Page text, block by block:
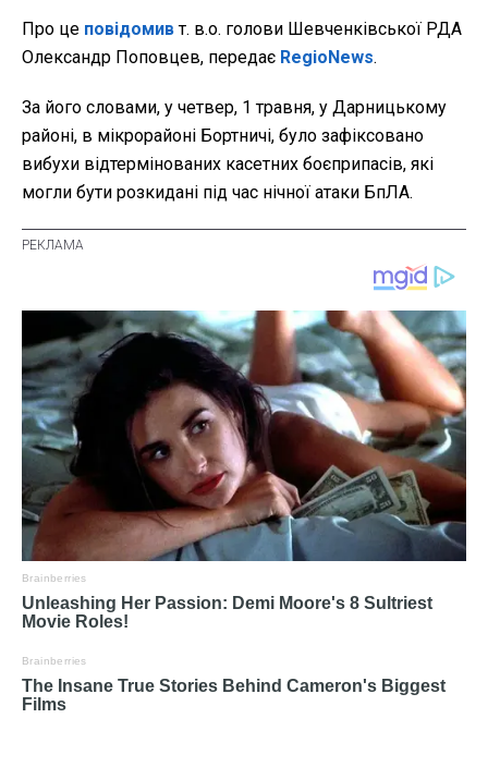
Про це повідомивт. в.о. голови Шевченківської РДА
Олександр Поповцев, передає RegioNews.
За його словами, у четвер, 1 травня, у Дарницькому
районі, в мікрорайоні Бортничі, було зафіксовано
вибухи відтермінованих касетних боєприпасів, які
могли бути розкидані під час нічної атаки БпЛА.